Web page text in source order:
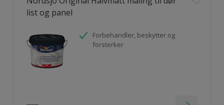
list og panel
Forbehandler, beskytter og
forsterker